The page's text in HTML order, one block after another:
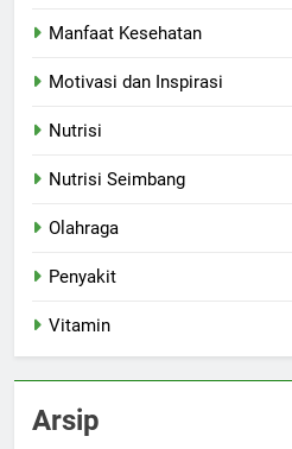
Manfaat Kesehatan
Motivasi dan Inspirasi
Nutrisi
Nutrisi Seimbang
Olahraga
Penyakit
Vitamin
Arsip